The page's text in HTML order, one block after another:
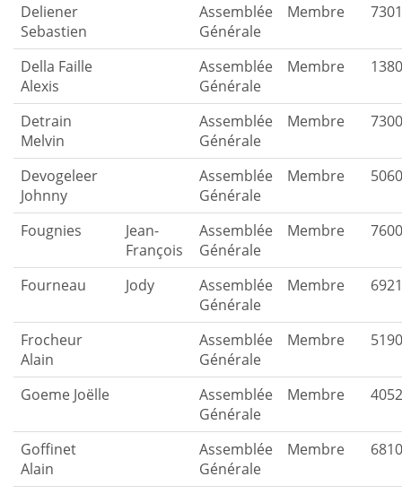
Deliener
Sebastien
Assemblée
Générale
Membre 7301
Della Faille
Alexis
Assemblée
Générale
Membre 1380
Detrain
Melvin
Assemblée
Générale
Membre 7300
Devogeleer
Johnny
Assemblée
Générale
Membre 5060
Fougnies
Jean-
François
Assemblée
Générale
Membre 7600
Fourneau Jody
Assemblée
Générale
Membre 6921
Frocheur
Alain
Assemblée
Générale
Membre 5190
Goeme Joëlle
Assemblée
Générale
Membre 4052
Goffinet
Alain
Assemblée
Générale
Membre 6810